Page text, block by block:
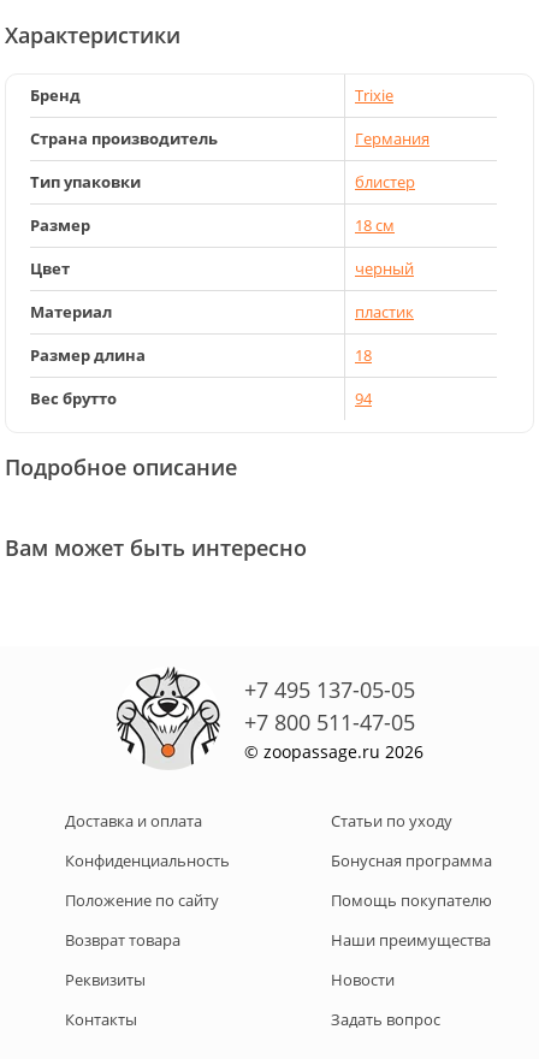
Характеристики
Бренд
Trixie
Страна производитель
Германия
Тип упаковки
блистер
Размер
18 см
Цвет
черный
Материал
пластик
Размер длина
18
Вес брутто
94
Подробное описание
Вам может быть интересно
+7 495 137-05-05
+7 800 511-47-05
© zoopassage.ru 2026
Доставка и оплата
Конфиденциальность
Положение по сайту
Возврат товара
Реквизиты
Контакты
Статьи по уходу
Бонусная программа
Помощь покупателю
Наши преимущества
Новости
Задать вопрос